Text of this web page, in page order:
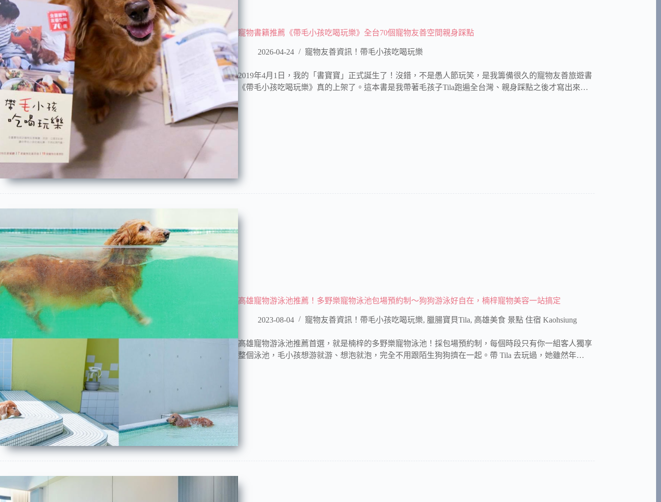
寵物書籍推薦《帶毛小孩吃喝玩樂》全台70個寵物友善空間親身踩點
2026-04-24 寵物友善資訊！帶毛小孩吃喝玩樂
2019年4月1日，我的「書寶寶」正式誕生了！沒錯，不是愚人節玩笑，是我籌備很久的寵物友善旅遊書
《帶毛小孩吃喝玩樂》真的上架了。這本書是我帶著毛孩子Tila跑遍全台灣、親身踩點之後才寫出來…
高雄寵物游泳池推薦！多野樂寵物泳池包場預約制～狗狗游泳好自在，楠梓寵物美容一站搞定
2023-08-04 寵物友善資訊！帶毛小孩吃喝玩樂, 臘腸寶貝Tila, 高雄美食 景點 住宿 Kaohsiung
高雄寵物游泳池推薦首選，就是楠梓的多野樂寵物泳池！採包場預約制，每個時段只有你一組客人獨享
整個泳池，毛小孩想游就游、想泡就泡，完全不用跟陌生狗狗擠在一起。帶 Tila 去玩過，她雖然年…